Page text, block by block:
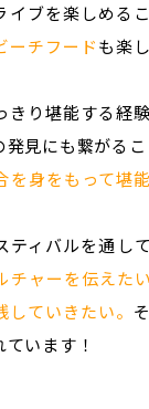
ブを楽しめる
ーチフードも楽
きり堪能する経
見にも繋がるこ
を身をもって堪
ィバルを通して
ャーを伝えたい
ていきたい。
います！